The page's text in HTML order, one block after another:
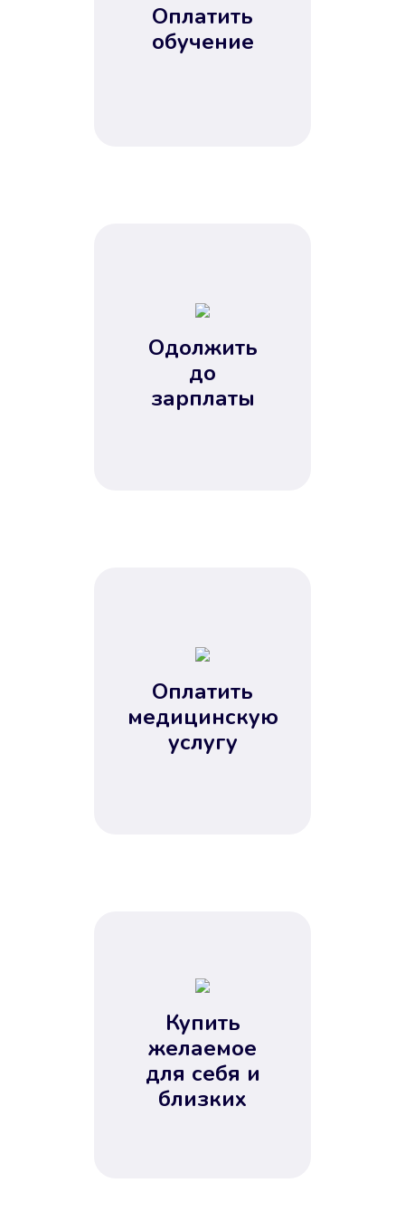
Оплатить
обучение
Одолжить
до
зарплаты
Оплатить
медицинскую
услугу
Купить
желаемое
для себя и
близких